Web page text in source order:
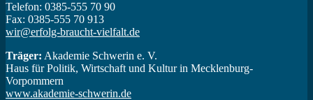
Telefon: 0385-555 70 90
Fax: 0385-555 70 913
wir@erfolg-braucht-vielfalt.de
Träger: Akademie Schwerin e. V.
Haus für Politik, Wirtschaft und Kultur in Mecklenburg-
Vorpommern
www.akademie-schwerin.de